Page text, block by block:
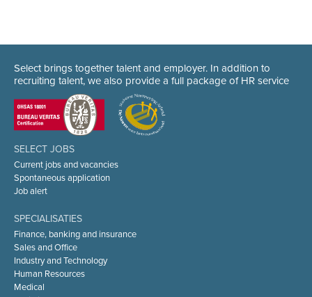
Select brings together talent and employer. In addition to
recruiting talent, we also provide a full package of HR service
SELECT JOBS
Current jobs and vacancies
Spontaneous application
Job alert
SPECIALISATIES
Finance, banking and insurance
Sales and Office
Industry and Technology
Human Resources
Medical